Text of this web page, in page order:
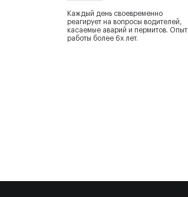
Каждый день своевременно
реагирует на вопросы водителей,
касаемые аварий и пермитов. Опыт
работы более 6х лет.